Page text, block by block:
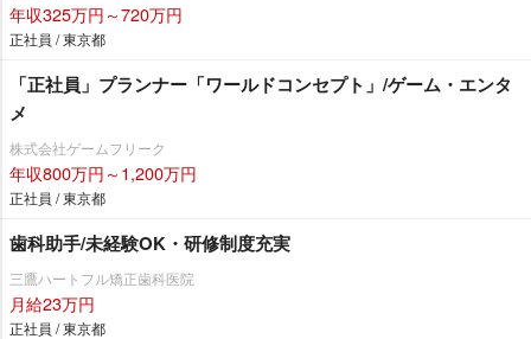
年収325万円～720万円
正社員 / 東京都
「正社員」プランナー「ワールドコンセプト」/ゲーム・エンタ
メ
株式会社ゲームフリーク
年収800万円～1,200万円
正社員 / 東京都
歯科助手/未経験OK・研修制度充実
三鷹ハートフル矯正歯科医院
月給23万円
正社員 / 東京都